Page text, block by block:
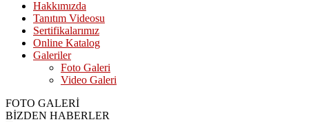
Hakkımızda
Tanıtım Videosu
Sertifikalarımız
Online Katalog
Galeriler
Foto Galeri
Video Galeri
FOTO GALERİ
BİZDEN HABERLER